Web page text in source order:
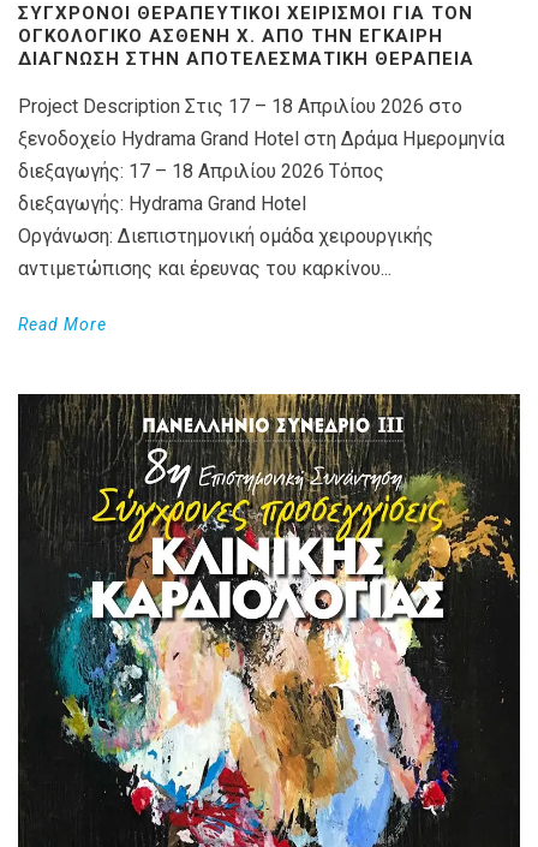
ΣΎΓΧΡΟΝΟΙ ΘΕΡΑΠΕΥΤΙΚΟΊ ΧΕΙΡΙΣΜΟΊ ΓΙΑ ΤΟΝ
ΟΓΚΟΛΟΓΙΚΌ ΑΣΘΕΝΉ X. ΑΠΌ ΤΗΝ ΈΓΚΑΙΡΗ
ΔΙΆΓΝΩΣΗ ΣΤΗΝ ΑΠΟΤΕΛΕΣΜΑΤΙΚΉ ΘΕΡΑΠΕΊΑ
Project Description Στις 17 – 18 Απριλίου 2026 στο
ξενοδοχείο Hydrama Grand Hotel στη Δράμα Ημερομηνία
διεξαγωγής: 17 – 18 Απριλίου 2026 Τόπος
διεξαγωγής: Hydrama Grand Hotel
Οργάνωση: Διεπιστημονική ομάδα χειρουργικής
αντιμετώπισης και έρευνας του καρκίνου...
Read More